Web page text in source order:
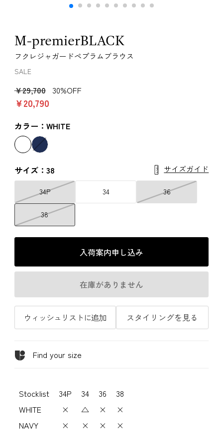
M-premierBLACK
フクレジャガードペプラムブラウス
SALE
￥29,700 30%OFF
￥20,790
カラー：WHITE
サイズ：38 サイズガイド
34P 34 36
38
入荷案内申し込み
在庫がありません
ウィッシュリストに追加 スタイリングを見る
Find your size
Stocklist 34P 34 36
38
WHITE
× △ ×
×
NAVY
× × × ×